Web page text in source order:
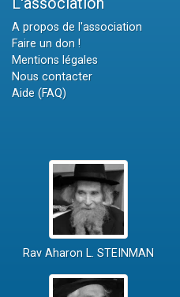
A propos de l'association
Faire un don !
Mentions légales
Nous contacter
Aide (FAQ)
Rav Aharon L. STEINMAN